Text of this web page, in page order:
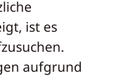
ist es
aufgrund